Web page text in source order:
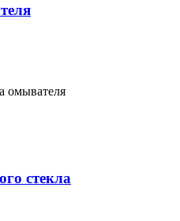
омывателя
стекла